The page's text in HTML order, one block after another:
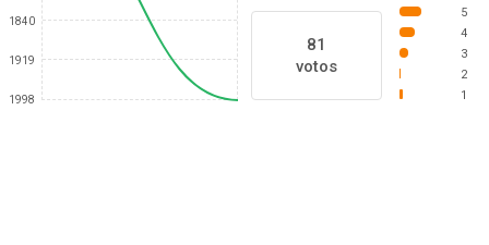
1840
1919
1998
81
votos
5
4
3
2
1